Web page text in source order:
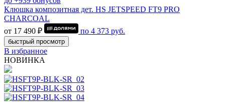
Клюшка композитная дет. HS JETSPEED FT9 PRO
CHARCOAL
от 17 490 ₽
по 4 373 руб.
быстрый просмотр
В избранное
НОВИНКА